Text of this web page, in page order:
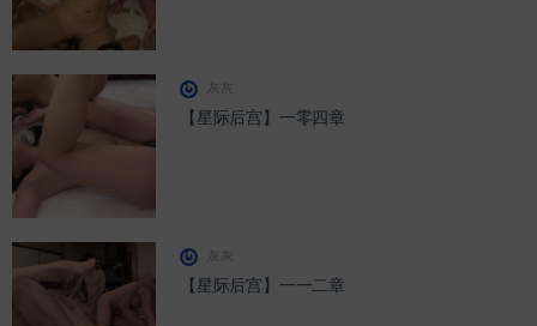
灰灰
【星际后宫】一零四章
灰灰
【星际后宫】一一二章